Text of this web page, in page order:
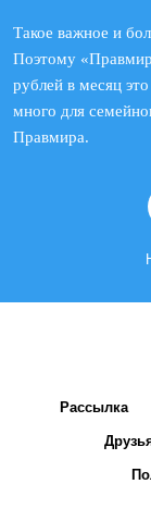
Такое важное и
Поэтому
рублей в месяц
много для
Правмира.
Рассылка